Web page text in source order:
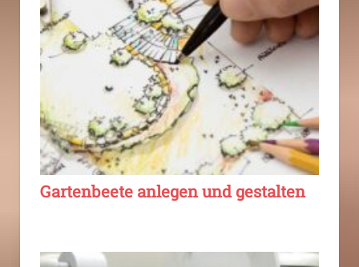
Gartenbeete anlegen und gestalten